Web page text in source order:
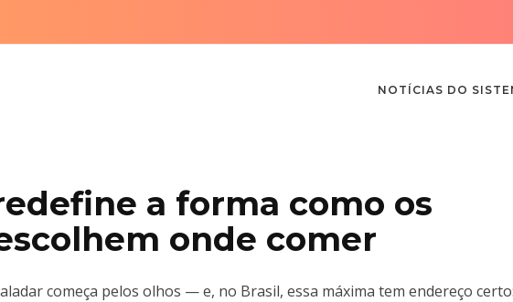
NOTÍCIAS DO
a forma como os
onde comer
começa pelos olhos — e, no Brasil, essa máxima tem endereço